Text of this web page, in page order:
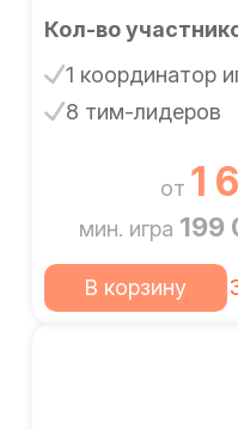
Кол-во
1 координатор
8 тим-лидеров
от 1
мин. игра 199
В корзину